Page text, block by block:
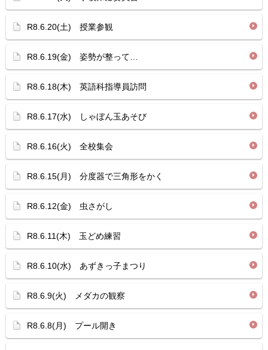
R8.6.20(土) 授業参観
R8.6.19(金) 姿勢が整って…
R8.6.18(木) 英語科指導員訪問
R8.6.17(水) しゃぼん玉あそび
R8.6.16(火) 全校集会
R8.6.15(月) 分度器で三角形をかく
R8.6.12(金) 虫さがし
R8.6.11(木) 玉どめ練習
R8.6.10(水) あずきっ子まつり
R8.6.9(火) メダカの観察
R8.6.8(月) プール開き